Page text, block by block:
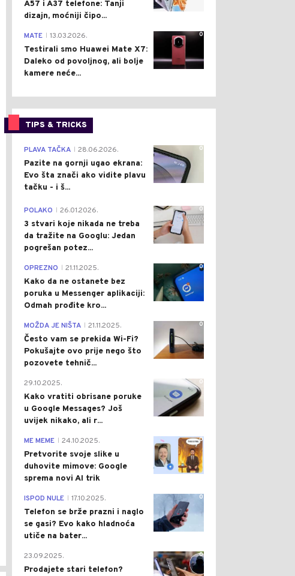
A57 i A37 telefone: Tanji
dizajn, moćniji čipo...
0
MATE 13.03.2026.
Testirali smo Huawei Mate X7:
Daleko od povoljnog, ali bolje
kamere neće...
TIPS & TRICKS
0
PLAVA TAČKA 28.06.2026.
Pazite na gornji ugao ekrana:
Evo šta znači ako vidite plavu
tačku - i š...
0
POLAKO 26.01.2026.
3 stvari koje nikada ne treba
da tražite na Googlu: Jedan
pogrešan potez...
0
OPREZNO 21.11.2025.
Kako da ne ostanete bez
poruka u Messenger aplikaciji:
Odmah prođite kro...
0
MOŽDA JE NIŠTA 21.11.2025.
Često vam se prekida Wi-Fi?
Pokušajte ovo prije nego što
pozovete tehnič...
0
29.10.2025.
Kako vratiti obrisane poruke
u Google Messages? Još
uvijek nikako, ali r...
0
ME MEME 24.10.2025.
Pretvorite svoje slike u
duhovite mimove: Google
sprema novi AI trik
0
ISPOD NULE 17.10.2025.
Telefon se brže prazni i naglo
se gasi? Evo kako hladnoća
utiče na bater...
0
23.09.2025.
Prodajete stari telefon?